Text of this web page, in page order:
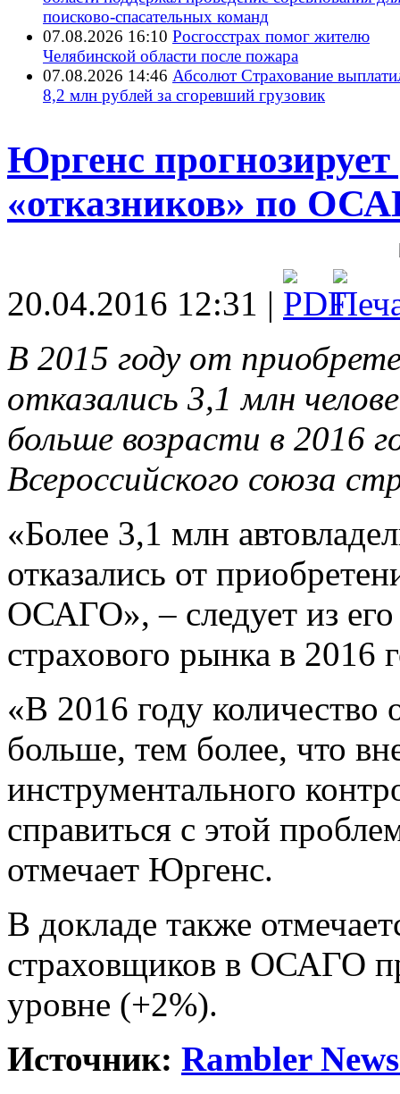
поисково‑спасательных команд
07.08.2026 16:10 Росгосстрах помог жителю
Челябинской области после пожара
07.08.2026 14:46 Абсолют Страхование
8,2 млн рублей за сгоревший грузовик
Юргенс прогнозирует
«отказников» по
20.04.2016 12:31 |
В 2015 году от
отказались 3,1 млн
больше возрасти в 2016
Всероссийского союза
«Более 3,1 млн
отказались от
ОСАГО», – следует из его
страхового рынка в 2016
«В 2016 году количество
больше, тем более, что
инструментального
справиться с этой
отмечает Юргенс.
В докладе также
страховщиков в ОСАГО
уровне (+2%).
Источник: Rambler